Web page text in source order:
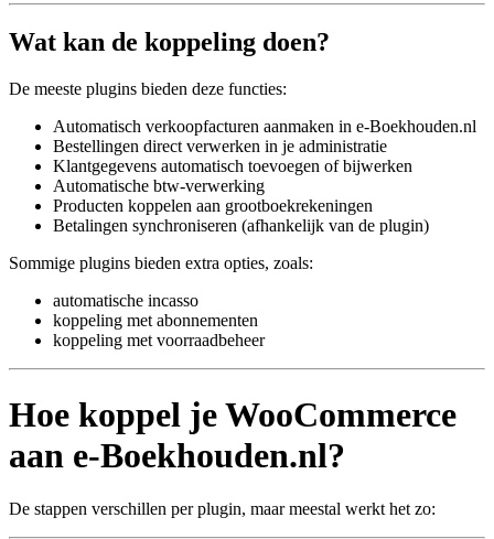
Wat kan de koppeling doen?
De meeste plugins bieden deze functies:
Automatisch verkoopfacturen aanmaken in e‑Boekhouden.nl
Bestellingen direct verwerken in je administratie
Klantgegevens automatisch toevoegen of bijwerken
Automatische btw‑verwerking
Producten koppelen aan grootboekrekeningen
Betalingen synchroniseren (afhankelijk van de plugin)
Sommige plugins bieden extra opties, zoals:
automatische incasso
koppeling met abonnementen
koppeling met voorraadbeheer
Hoe koppel je WooCommerce
aan e‑Boekhouden.nl?
De stappen verschillen per plugin, maar meestal werkt het zo: